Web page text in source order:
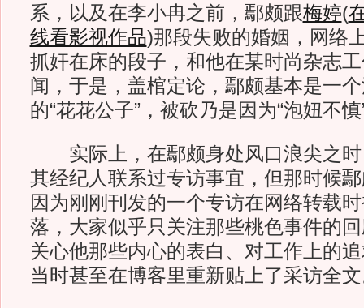
系，以及在李小冉之前，鄢颇跟梅婷(
线看影视作品)那段失败的婚姻，网络
抓奸在床的段子，和他在某时尚杂志
闻，于是，盖棺定论，鄢颇基本是一
的“花花公子”，被砍乃是因为“泡妞不慎
实际上，在鄢颇身处风口浪尖之时
其经纪人联系过专访事宜，但那时候
因为刚刚刊发的一个专访在网络转载
落，大家似乎只关注那些桃色事件的
关心他那些内心的表白、对工作上的
当时甚至在博客里重新贴上了采访全